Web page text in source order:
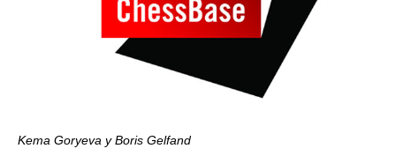
Kema Goryeva y Boris Gelfand